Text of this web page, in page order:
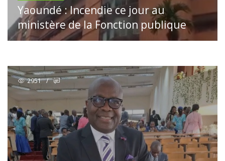
Yaoundé : Incendie ce jour au
ministère de la Fonction publique
2951 /